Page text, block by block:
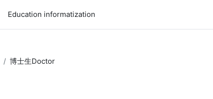
Education informatization
博士生Doctor